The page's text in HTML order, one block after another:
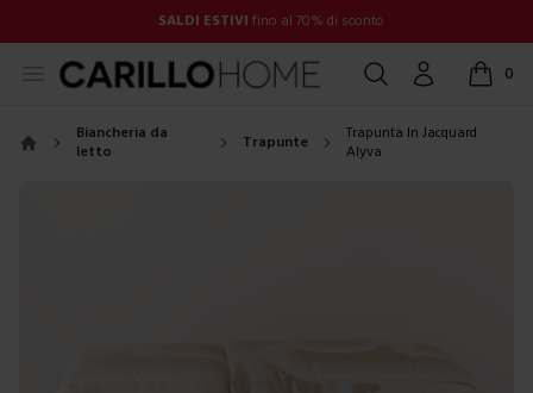
SALDI ESTIVI fino al 70% di sconto
Open menu Cerca Account 0
items
Biancheria da
letto
Trapunte
Trapunta In Jacquard
Alyva